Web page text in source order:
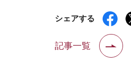
シェアする
記事一覧